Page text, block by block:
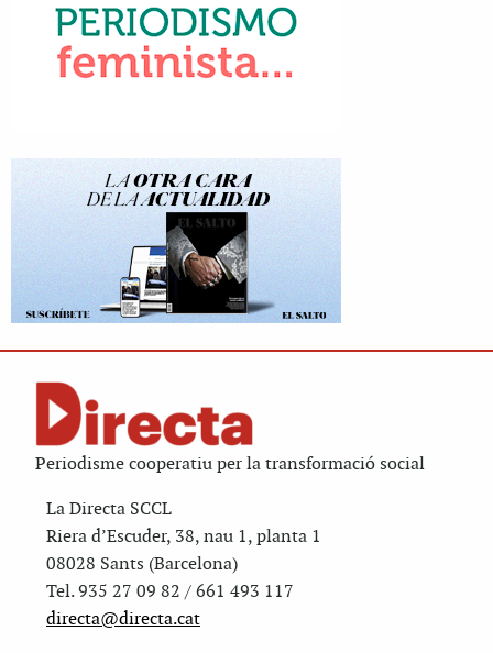
Periodisme cooperatiu per la transformació social
La Directa SCCL
Riera d’Escuder, 38, nau 1, planta 1
08028 Sants (Barcelona)
Tel. 935 27 09 82 / 661 493 117
directa@directa.cat